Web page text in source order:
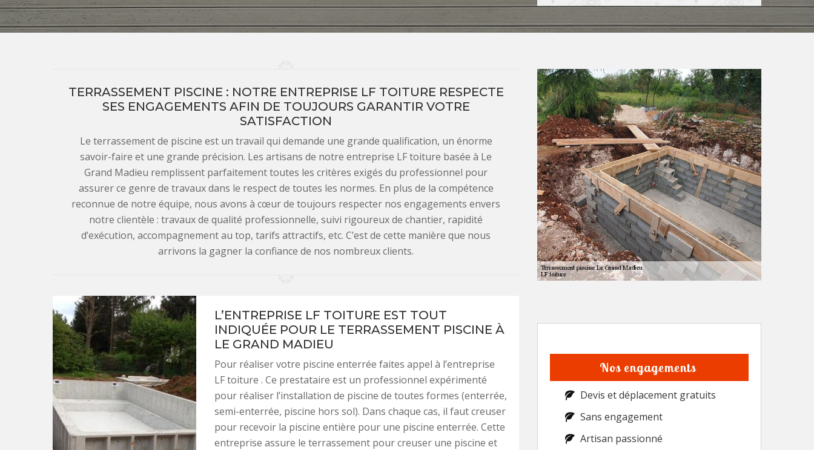
TERRASSEMENT PISCINE : NOTRE ENTREPRISE LF TOITURE RESPECTE
SES ENGAGEMENTS AFIN DE TOUJOURS GARANTIR VOTRE
SATISFACTION
Le terrassement de piscine est un travail qui demande une grande qualification, un énorme
savoir-faire et une grande précision. Les artisans de notre entreprise LF toiture basée à Le
Grand Madieu remplissent parfaitement toutes les critères exigés du professionnel pour
assurer ce genre de travaux dans le respect de toutes les normes. En plus de la compétence
reconnue de notre équipe, nous avons à cœur de toujours respecter nos engagements envers
notre clientèle : travaux de qualité professionnelle, suivi rigoureux de chantier, rapidité
d’exécution, accompagnement au top, tarifs attractifs, etc. C’est de cette manière que nous
arrivons la gagner la confiance de nos nombreux clients.
L’ENTREPRISE LF TOITURE EST TOUT
INDIQUÉE POUR LE TERRASSEMENT PISCINE À
LE GRAND MADIEU
Pour réaliser votre piscine enterrée faites appel à l’entreprise
LF toiture . Ce prestataire est un professionnel expérimenté
pour réaliser l’installation de piscine de toutes formes (enterrée,
semi-enterrée, piscine hors sol). Dans chaque cas, il faut creuser
pour recevoir la piscine entière pour une piscine enterrée. Cette
entreprise assure le terrassement pour creuser une piscine et
Nos engagements
Devis et déplacement gratuits
Sans engagement
Artisan passionné